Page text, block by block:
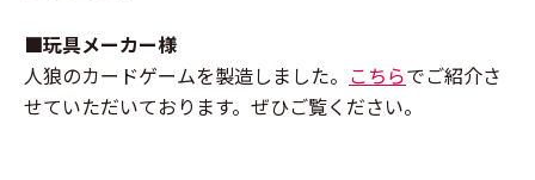
■玩具メーカー様
人狼のカードゲームを製造しました。 こちらでご紹介さ
せていただいております。ぜひご覧ください。